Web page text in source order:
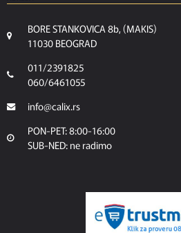
BORE STANKOVICA 8b, (MAKIS)
11030 BEOGRAD
011/2391825
060/6461055
info@calix.rs
PON-PET: 8:00-16:00
SUB-NED: ne radimo